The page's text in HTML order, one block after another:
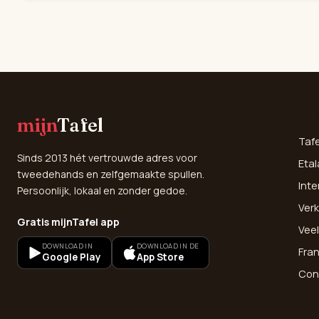
mijnTafel
Sinds 2013 hét vertrouwde adres voor
tweedehands en zelfgemaakte spullen.
Persoonlijk, lokaal en zonder gedoe.
Gratis mijnTafel app
DOWNLOAD IN
Google Play
DOWNLOAD IN DE
App Store